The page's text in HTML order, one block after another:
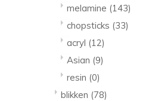
melamine (143)
chopsticks (33)
acryl (12)
Asian (9)
resin (0)
blikken (78)